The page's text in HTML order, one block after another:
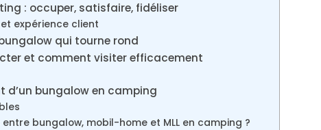
: occuper, satisfaire, fidéliser
expérience client
qui tourne rond
et comment visiter efficacement
d’un bungalow en camping
bungalow, mobil-home et MLL en camping ?